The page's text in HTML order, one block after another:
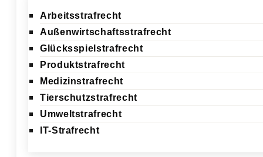
Arbeitsstrafrecht
Außenwirtschaftsstrafrecht
Glücksspielstrafrecht
Produktstrafrecht
Medizinstrafrecht
Tierschutzstrafrecht
Umweltstrafrecht
IT-Strafrecht